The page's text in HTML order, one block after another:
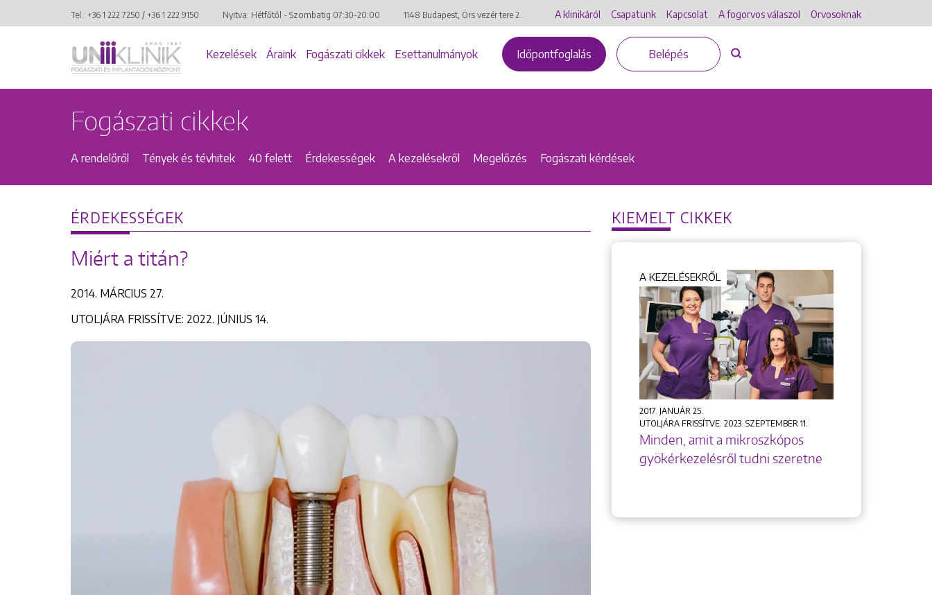
Tel.: +36 1 222 7250 / +36 1 222 9150 Nyitva: Hétfőtől - Szombatig 07:30-20:00 1148 Budapest, Örs vezér tere 2. A klinikáról Csapatunk Kapcsolat A fogorvos válaszol Orvosoknak
Kezelések Áraink Fogászati cikkek Esettanulmányok Időpontfoglalás Belépés
Fogászati cikkek
A rendelőről Tények és tévhitek 40 felett Érdekességek A kezelésekről Megelőzés Fogászati kérdések
ÉRDEKESSÉGEK
Miért a titán?
2014. MÁRCIUS 27.
UTOLJÁRA FRISSÍTVE: 2022. JÚNIUS 14.
KIEMELT CIKKEK
A KEZELÉSEKRŐL
2017. JANUÁR 25.
UTOLJÁRA FRISSÍTVE: 2023. SZEPTEMBER 11.
Minden, amit a mikroszkópos
gyökérkezelésről tudni szeretne